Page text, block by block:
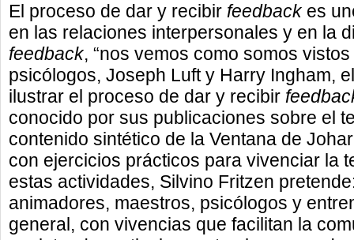
El proceso de dar y recibir feedbackes
en las relaciones interpersonales y en la
feedback, “nos vemos como somos
psicólogos, Joseph Luft y Harry Ingham,
ilustrar el proceso de dar y recibir
conocido por sus publicaciones sobre el
contenido sintético de la Ventana de
con ejercicios prácticos para vivenciar la
estas actividades, Silvino Fritzen
animadores, maestros, psicólogos y
general, con vivencias que facilitan la